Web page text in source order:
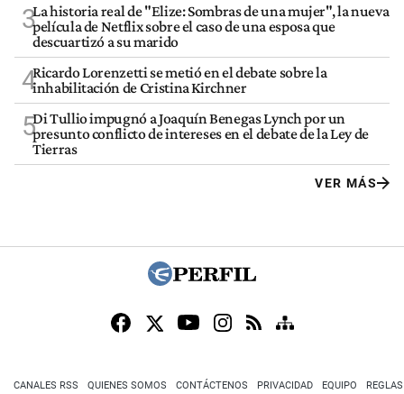
3La historia real de "Elize: Sombras de una mujer", la nueva
película de Netflix sobre el caso de una esposa que
descuartizó a su marido
4Ricardo Lorenzetti se metió en el debate sobre la
inhabilitación de Cristina Kirchner
5Di Tullio impugnó a Joaquín Benegas Lynch por un
presunto conflicto de intereses en el debate de la Ley de
Tierras
VER MÁS
CANALES RSS QUIENES SOMOS CONTÁCTENOS PRIVACIDAD EQUIPO